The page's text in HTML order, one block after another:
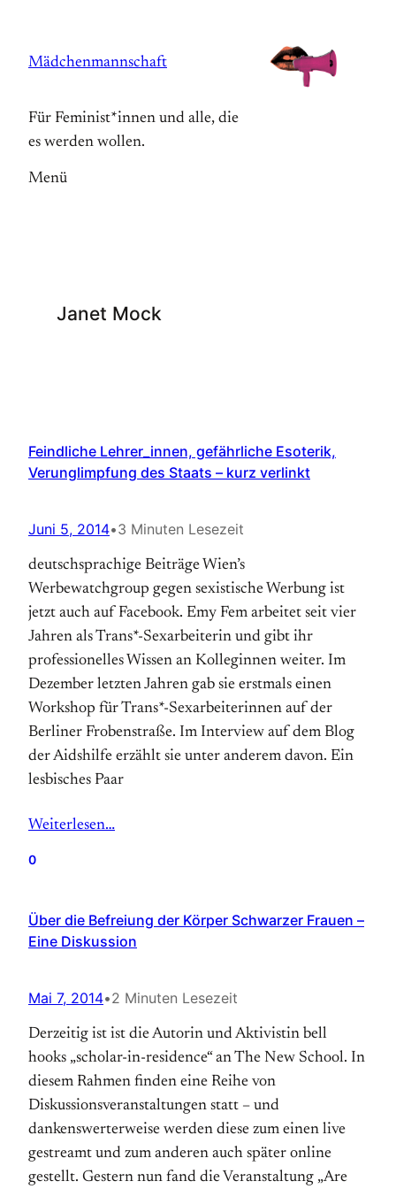
springen
Mädchenmannschaft
Für Feminist*innen und alle, die
es werden wollen.
Menü
Janet Mock
Feindliche Lehrer_innen, gefährliche Esoterik,
Verunglimpfung des Staats – kurz verlinkt
Juni 5, 2014•3 Minuten Lesezeit
deutschsprachige Beiträge Wien’s
Werbewatchgroup gegen sexistische Werbung ist
jetzt auch auf Facebook. Emy Fem arbeitet seit vier
Jahren als Trans*-Sexarbeiterin und gibt ihr
professionelles Wissen an Kolleginnen weiter. Im
Dezember letzten Jahren gab sie erstmals einen
Workshop für Trans*-Sexarbeiterinnen auf der
Berliner Frobenstraße. Im Interview auf dem Blog
der Aidshilfe erzählt sie unter anderem davon. Ein
lesbisches Paar
Weiterlesen…
0
Über die Befreiung der Körper Schwarzer Frauen –
Eine Diskussion
Mai 7, 2014•2 Minuten Lesezeit
Derzeitig ist ist die Autorin und Aktivistin bell
hooks „scholar-in-residence“ an The New School. In
diesem Rahmen finden eine Reihe von
Diskussionsveranstaltungen statt – und
dankenswerterweise werden diese zum einen live
gestreamt und zum anderen auch später online
gestellt. Gestern nun fand die Veranstaltung „Are